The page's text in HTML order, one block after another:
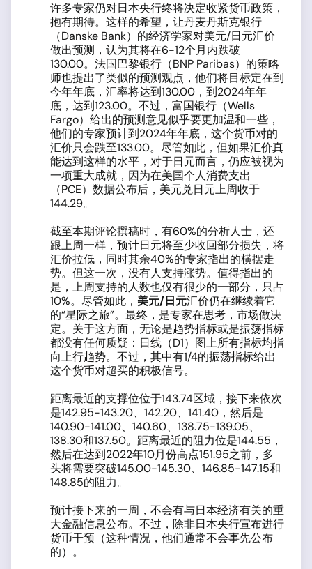
许多专家仍对日本央行终将决定收紧货币政策，
抱有期待。这样的希望，让丹麦丹斯克银行
（Danske Bank）的经济学家对美元/日元汇价
做出预测，认为其将在6-12个月内跌破
130.00。法国巴黎银行（BNP Paribas）的策略
师也提出了类似的预测观点，他们将目标定在到
今年年底，汇率将达到130.00，到2024年年
底，达到123.00。不过，富国银行（Wells
Fargo）给出的预测意见似乎要更加温和一些，
他们的专家预计到2024年年底，这个货币对的
汇价只会跌至133.00。尽管如此，但如果汇价真
能达到这样的水平，对于日元而言，仍应被视为
一项重大成就，因为在美国个人消费支出
（PCE）数据公布后，美元兑日元上周收于
144.29。
截至本期评论撰稿时，有60%的分析人士，还
跟上周一样，预计日元将至少收回部分损失，将
汇价拉低，同时其余40%的专家指出的横摆走
势。但这一次，没有人支持涨势。值得指出的
是，上周支持的人数也仅有很少的一部分，只占
10%。尽管如此， 美元/日元汇价仍在继续着它
的“星际之旅”。最终，是专家在思考，市场做决
定。关于这方面，无论是趋势指标或是振荡指标
都没有任何质疑：日线（D1）图上所有指标均指
向上行趋势。不过，其中有1/4的振荡指标给出
这个货币对超买的积极信号。
距离最近的支撑位位于143.74区域，接下来依次
是142.95-143.20、142.20、141.40，然后是
140.90-141.00、140.60、138.75-139.05、
138.30和137.50。距离最近的阻力位是144.55，
然后在达到2022年10月份高点151.95之前，多
头将需要突破145.00-145.30、146.85-147.15和
148.85的阻力。
预计接下来的一周，不会有与日本经济有关的重
大金融信息公布。不过，除非日本央行宣布进行
货币干预（这种情况，他们通常不会事先公布
的）。